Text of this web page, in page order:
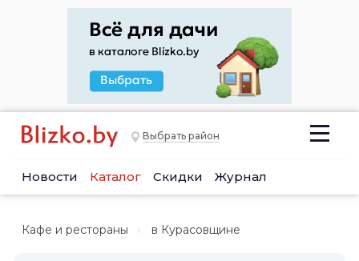
Выбрать район
Новости Каталог Скидки Журнал
Кафе и рестораны в Курасовщине